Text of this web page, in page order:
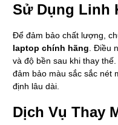
Sử Dụng Linh
Để đảm bảo chất lượng,
laptop chính hãng. Điều
và độ bền sau khi thay
đảm bảo màu sắc sắc nét
định lâu dài.
Dịch Vụ Thay